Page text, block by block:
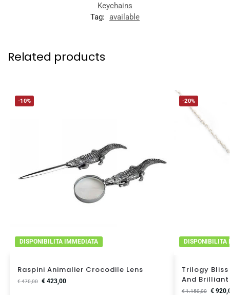
Keychains
Tag: available
Related products
-10%
DISPONIBILITA IMMEDIATA
Raspini Animalier Crocodile Lens
€470,00 €423,00
-20%
DISPONIBILITA
Trilogy
And
€1.150,00 €